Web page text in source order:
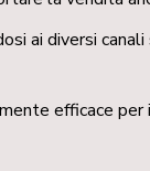
ai diversi
efficace